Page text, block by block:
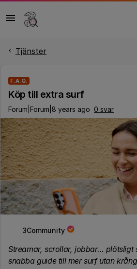
Tjänster
F.A.Q.
Köp till extra surf
Forum|Forum|8 years ago 0 svar
3Community
Streamar, scrollar, jobbar… plötsligt
snabba guide till mer surf utan